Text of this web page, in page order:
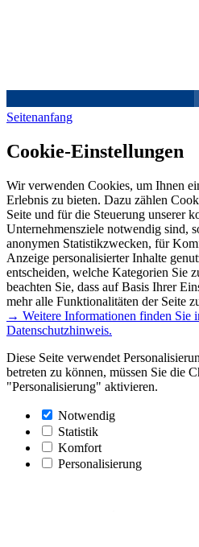
Seitenanfang
Cookie-Einstellungen
Wir verwenden Cookies, um Ihnen
Erlebnis zu bieten. Dazu zählen
Seite und für die Steuerung unserer
Unternehmensziele notwendig sind,
anonymen Statistikzwecken, für
Anzeige personalisierter Inhalte
entscheiden, welche Kategorien Sie
beachten Sie, dass auf Basis Ihrer
mehr alle Funktionalitäten der Seite
→ Weitere Informationen finden Sie
Datenschutzhinweis.
Diese Seite verwendet
betreten zu können, müssen Sie die
"Personalisierung" aktivieren.
Notwendig
Statistik
Komfort
Personalisierung